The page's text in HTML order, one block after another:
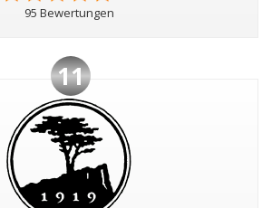
95 Bewertungen
11